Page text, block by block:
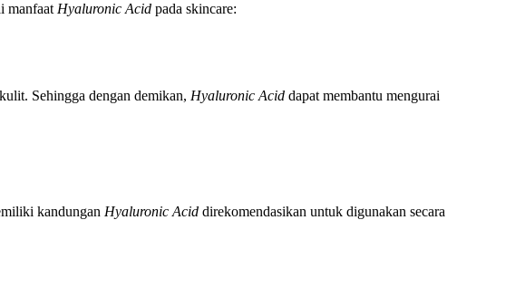
manfaat Hyaluronic Acidpada skincare:
Sehingga dengan demikan, Hyaluronic Aciddapat membantu mengurai
kandungan Hyaluronic Acid direkomendasikan untuk digunakan secara